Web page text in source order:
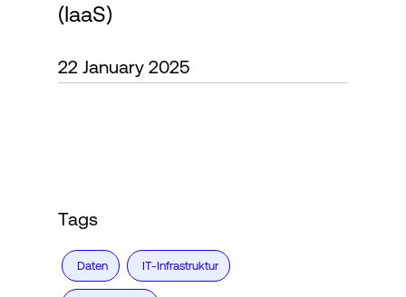
Language
Login
(IaaS)
22 January 2025
Tags
Daten IT-Infrastruktur